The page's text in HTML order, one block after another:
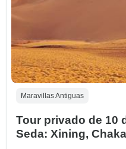
Maravillas Antiguas
Tour privado de 10
Seda: Xining,